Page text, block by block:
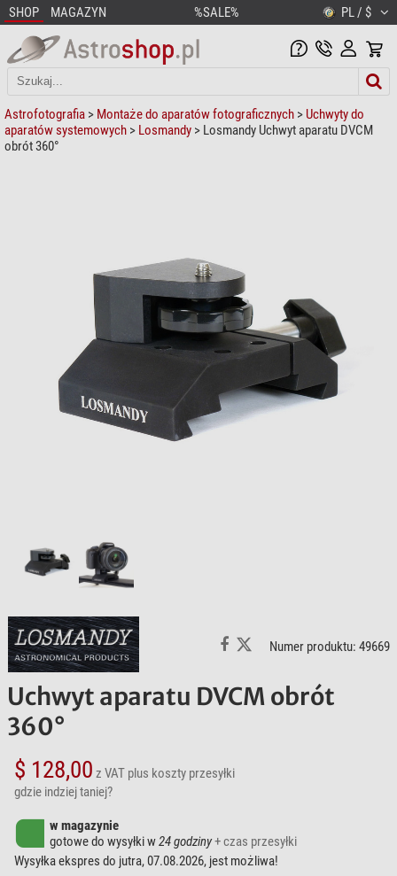
SHOP MAGAZYN %SALE% PL / $
Astrofotografia > Montaże do aparatów fotograficznych > Uchwyty do
aparatów systemowych > Losmandy > Losmandy Uchwyt aparatu DVCM
obrót 360°
Numer produktu: 49669
Uchwyt aparatu DVCM obrót
360°
$ 128,00 z VAT plus koszty przesyłki
gdzie indziej taniej?
w magazynie
gotowe do wysyłki w24 godziny+ czas przesyłki
Wysyłka ekspres do jutra, 07.08.2026, jest możliwa!